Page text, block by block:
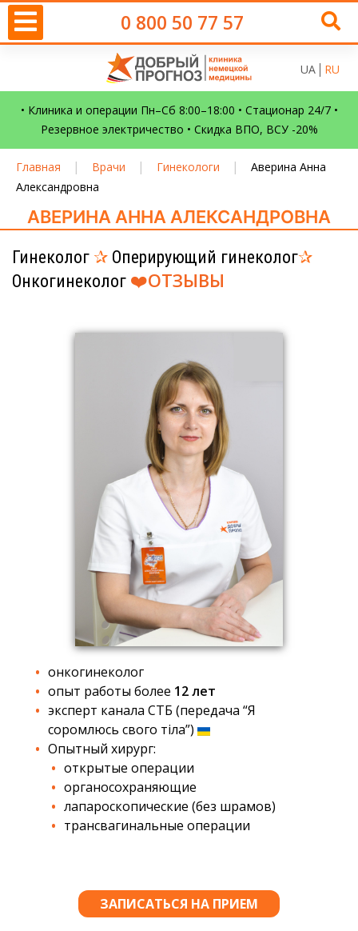
0 800 50 77 57
UA RU
• Клиника и операции Пн–Сб 8:00–18:00 • Стационар 24/7 •
Резервное электричество • Скидка ВПО, ВСУ -20%
Главная | Врачи | Гинекологи |
Аверина Анна
Александровна
АВЕРИНА АННА АЛЕКСАНДРОВНА
Гинеколог ✰ Оперирующий гинеколог✰
Онкогинеколог ❤️ОТЗЫВЫ
онкогинеколог
опыт работы более 12 лет
эксперт канала СТБ (передача “Я
соромлюсь свого тіла”)
Опытный хирург:
открытые операции
органосохраняющие
лапароскопические (без шрамов)
трансвагинальные операции
ЗАПИСАТЬСЯ НА ПРИЕМ